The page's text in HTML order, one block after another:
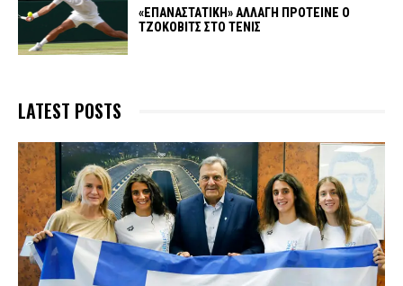
«ΕΠΑΝΑΣΤΑΤΙΚΗ» ΑΛΛΑΓΗ ΠΡΟΤΕΙΝΕ Ο
ΤΖΟΚΟΒΙΤΣ ΣΤΟ ΤΕΝΙΣ
LATEST POSTS